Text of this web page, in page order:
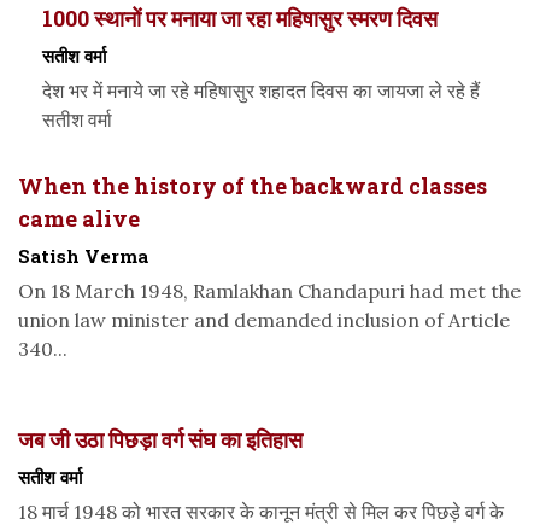
1000 स्‍थानों पर मनाया जा रहा महिषासुर स्‍मरण दिवस
सतीश वर्मा
देश भर में मनाये जा रहे महिषासुर शहादत दिवस का जायजा ले रहे हैं
सतीश वर्मा
When the history of the backward classes
came alive
Satish Verma
On 18 March 1948, Ramlakhan Chandapuri had met the
union law minister and demanded inclusion of Article
340...
जब जी उठा पिछड़ा वर्ग संघ का इतिहास
सतीश वर्मा
18 मार्च 1948 को भारत सरकार के कानून मंत्री से मिल कर पिछड़े वर्ग के